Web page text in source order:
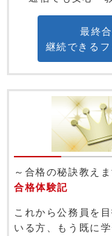
最終
継続できる
～合格の秘訣教え
合格体験記
これから公務員を
いる方、もう既に